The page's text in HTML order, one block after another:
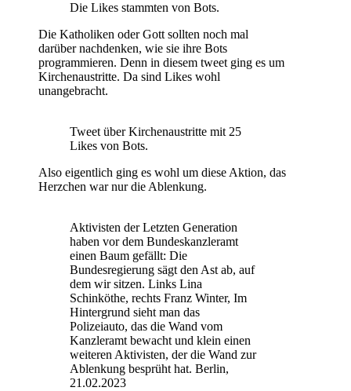
Die Likes stammten von Bots.
Die Katholiken oder Gott sollten noch mal
darüber nachdenken, wie sie ihre Bots
programmieren. Denn in diesem tweet ging es um
Kirchenaustritte. Da sind Likes wohl
unangebracht.
Tweet über Kirchenaustritte mit 25
Likes von Bots.
Also eigentlich ging es wohl um diese Aktion, das
Herzchen war nur die Ablenkung.
Aktivisten der Letzten Generation
haben vor dem Bundeskanzleramt
einen Baum gefällt: Die
Bundesregierung sägt den Ast ab, auf
dem wir sitzen. Links Lina
Schinköthe, rechts Franz Winter, Im
Hintergrund sieht man das
Polizeiauto, das die Wand vom
Kanzleramt bewacht und klein einen
weiteren Aktivisten, der die Wand zur
Ablenkung besprüht hat. Berlin,
21.02.2023